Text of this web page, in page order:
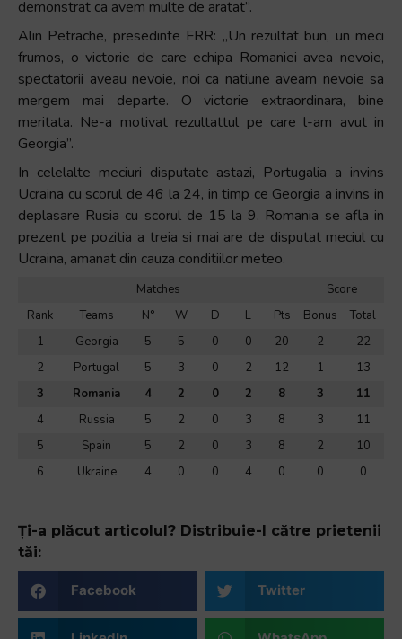
demonstrat ca avem multe de aratat”.
Alin Petrache, presedinte FRR: „Un rezultat bun, un meci
frumos, o victorie de care echipa Romaniei avea nevoie,
spectatorii aveau nevoie, noi ca natiune aveam nevoie sa
mergem mai departe. O victorie extraordinara, bine
meritata. Ne-a motivat rezultattul pe care l-am avut in
Georgia”.
In celelalte meciuri disputate astazi, Portugalia a invins
Ucraina cu scorul de 46 la 24, in timp ce Georgia a invins in
deplasare Rusia cu scorul de 15 la 9. Romania se afla in
prezent pe pozitia a treia si mai are de disputat meciul cu
Ucraina, amanat din cauza conditiilor meteo.
Matches
Score
Rank
Teams N° W D L Pts Bonus
Total
1
Georgia 5 5 0 0 20 2
22
2
Portugal 5 3 0 2 12 1
13
3
Romania 4 2 0 2 8 3
11
4
Russia 5 2 0 3 8 3
11
5
Spain 5 2 0 3 8 2
10
6
Ukraine 4 0 0 4 0 0 0
Ți-a plăcut articolul? Distribuie-l către prietenii
tăi:
Facebook Twitter